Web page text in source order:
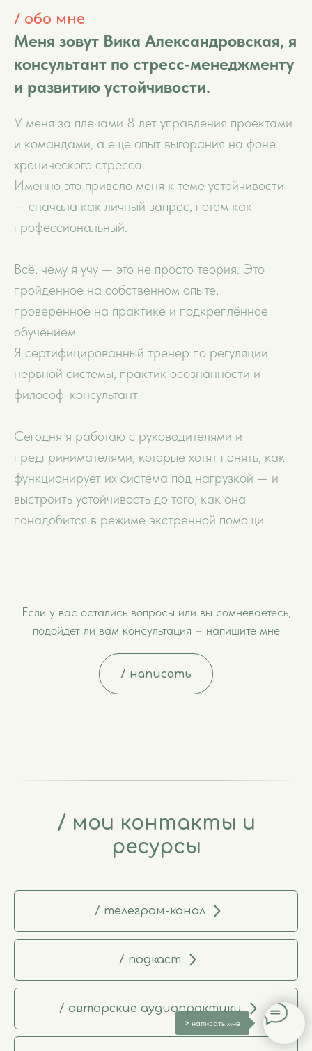
> написать мне
/ обо мне
Меня зовут Вика Александровская, я
консультант по стресс-менеджменту
и развитию устойчивости.
У меня за плечами 8 лет управления проектами
и командами, а еще опыт выгорания на фоне
хронического стресса.
Именно это привело меня к теме устойчивости
— сначала как личный запрос, потом как
профессиональный.
Всё, чему я учу — это не просто теория. Это
пройденное на собственном опыте,
проверенное на практике и подкреплённое
обучением.
Я сертифицированный тренер по регуляции
нервной системы, практик осознанности и
философ-консультант
Сегодня я работаю с руководителями и
предпринимателями, которые хотят понять, как
функционирует их система под нагрузкой — и
выстроить устойчивость до того, как она
понадобится в режиме экстренной помощи.
Если у вас остались вопросы или вы сомневаетесь,
подойдет ли вам консультация – напишите мне
/ написать
/ мои контакты и
ресурсы
/ телеграм-канал
/ подкаст
/ авторские аудиопрактики